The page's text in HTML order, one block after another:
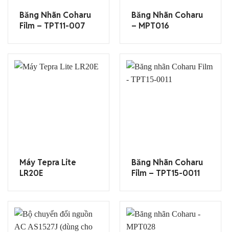
Băng Nhãn Coharu
Film – TPT11-007
Băng Nhãn Coharu
– MPT016
Máy Tepra Lite
LR20E
Băng Nhãn Coharu
Film – TPT15-0011